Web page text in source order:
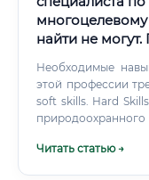
найти не
Необходимые
этой профессии
soft skills. Hard Skills
природоохранного
Читать статью →